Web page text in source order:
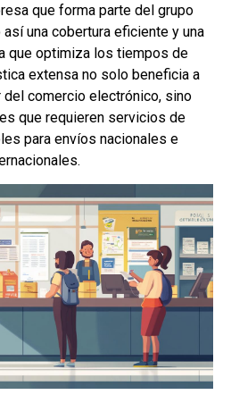
que forma parte del grupo
una cobertura eficiente y una
que optimiza los tiempos de
extensa no solo beneficia a
comercio electrónico, sino
que requieren servicios de
para envíos nacionales e